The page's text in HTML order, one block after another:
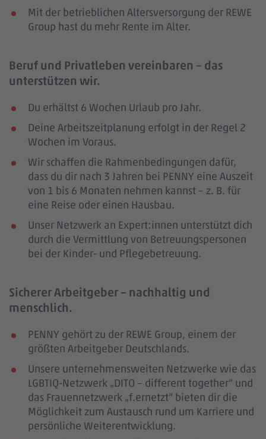
Mit der betrieblichen Altersversorgung der REWE
Group hast du mehr Rente im Alter.
Beruf und Privatleben vereinbaren – das
unterstützen wir.
Du erhältst 6 Wochen Urlaub pro Jahr.
Deine Arbeitszeitplanung erfolgt in der Regel 2
Wochen im Voraus.
Wir schaffen die Rahmenbedingungen dafür,
dass du dir nach 3 Jahren bei PENNY eine Auszeit
von 1 bis 6 Monaten nehmen kannst – z. B. für
eine Reise oder einen Hausbau.
Unser Netzwerk an Expert:innen unterstützt dich
durch die Vermittlung von Betreuungspersonen
bei der Kinder- und Pflegebetreuung.
Sicherer Arbeitgeber – nachhaltig und
menschlich.
PENNY gehört zu der REWE Group, einem der
größten Arbeitgeber Deutschlands.
Unsere unternehmensweiten Netzwerke wie das
LGBTIQ-Netzwerk „DITO – different together“ und
das Frauennetzwerk „f.ernetzt“ bieten dir die
Möglichkeit zum Austausch rund um Karriere und
persönliche Weiterentwicklung.